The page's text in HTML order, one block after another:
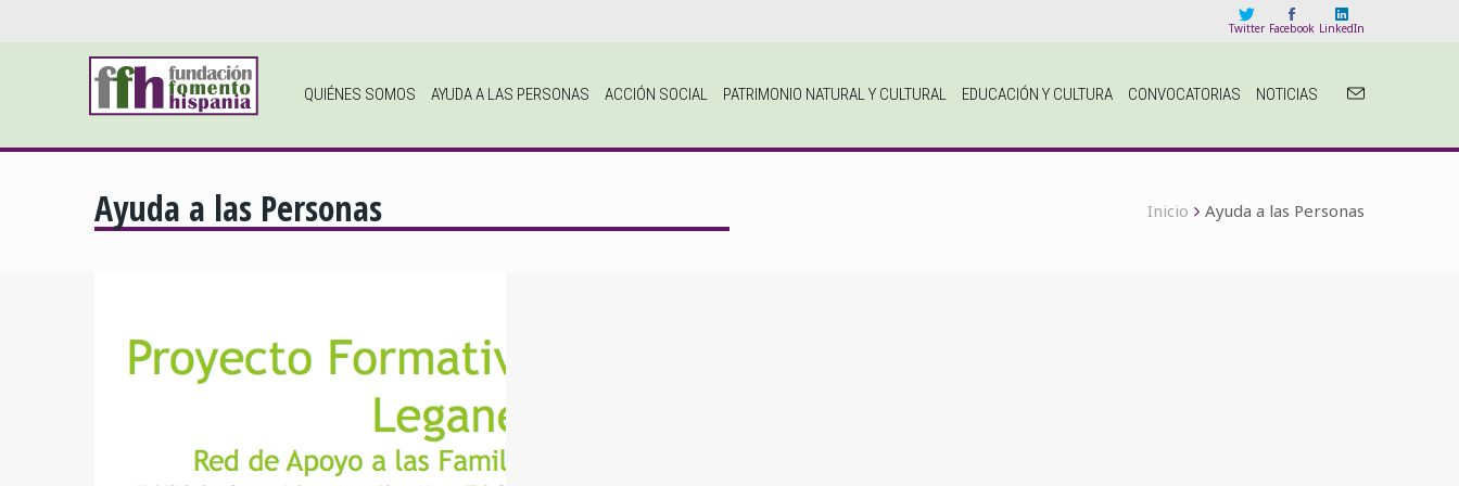
Twitter Facebook LinkedIn
QUIÉNES SOMOS AYUDA A LAS PERSONAS ACCIÓN SOCIAL PATRIMONIO NATURAL Y CULTURAL EDUCACIÓN Y CULTURA CONVOCATORIAS NOTICIAS
Ayuda a las Personas Inicio Ayuda a las Personas